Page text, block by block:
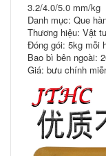
3.2/4.0/5.0 mm/kg
Danh mục: Que
Thương hiệu: Vật
Đóng gói: 5kg mỗi
Bao bì bên ngoài:
Giá: bưu chính